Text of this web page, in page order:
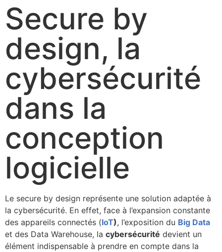
Secure by
design, la
cybersécurité
dans la
conception
logicielle
Le secure by design représente une solution adaptée à
la cybersécurité. En effet, face à l’expansion constante
des appareils connectés (IoT), l’exposition du Big Data
et des Data Warehouse, la cybersécurité devient un
élément indispensable à prendre en compte dans la